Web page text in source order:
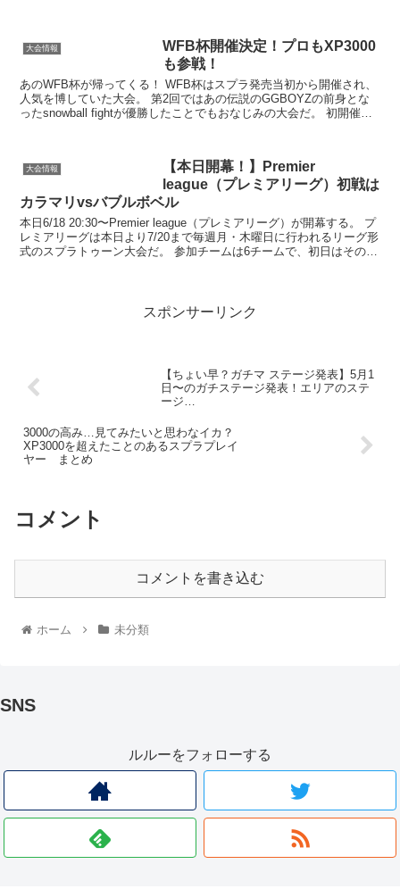
大会情報
WFB杯開催決定！プロもXP3000
も参戦！
あのWFB杯が帰ってくる！ WFB杯はスプラ発売当初から開催され、
人気を博していた大会。 第2回ではあの伝説のGGBOYZの前身とな
ったsnowball fightが優勝したことでもおなじみの大会だ。 初開催か
大会情報
【本日開幕！】Premier
league（プレミアリーグ）初戦は
カラマリvsバブルボベル
本日6/18 20:30〜Premier league（プレミアリーグ）が開幕する。 プ
レミアリーグは本日より7/20まで毎週月・木曜日に行われるリーグ形
式のスプラトゥーン大会だ。 参加チームは6チームで、初日はその
スポンサーリンク
【ちょい早？ガチマ ステージ発表】5月1
日〜のガチステージ発表！エリアのステ
ージ…
3000の高み…見てみたいと思わなイカ？
XP3000を超えたことのあるスプラプレイ
ヤー まとめ
コメント
コメントを書き込む
ホーム 未分類
SNS
ルルーをフォローする